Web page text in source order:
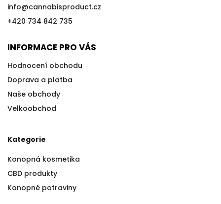
info@cannabisproduct.cz
+420 734 842 735
INFORMACE PRO VÁS
Hodnocení obchodu
Doprava a platba
Naše obchody
Velkoobchod
Kategorie
Konopná kosmetika
CBD produkty
Konopné potraviny